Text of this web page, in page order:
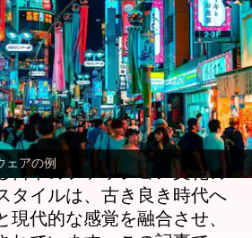
ェアの例
05, 2026 06:21 pm
ウェアは、過去のスタイル
日本のファッション文化の
タイルは、古き良き時代へ
現代的な感覚を融合させ、